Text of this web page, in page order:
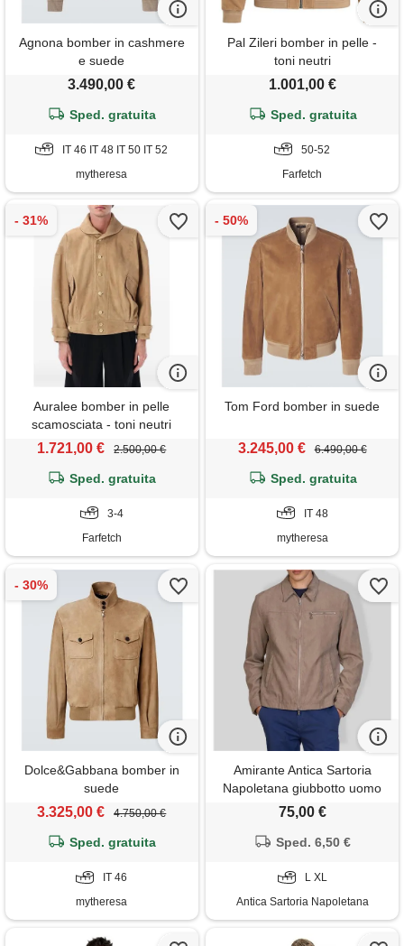
Agnona bomber in cashmere
e suede
3.490,00 €
Sped. gratuita
IT 46 IT 48 IT 50 IT 52
mytheresa
Pal Zileri bomber in pelle -
toni neutri
1.001,00 €
Sped. gratuita
50-52
Farfetch
Auralee bomber in pelle
scamosciata - toni neutri
1.721,00 € 2.500,00 €
Sped. gratuita
3-4
Farfetch
Tom Ford bomber in suede
3.245,00 € 6.490,00 €
Sped. gratuita
IT 48
mytheresa
Dolce&Gabbana bomber in
suede
3.325,00 € 4.750,00 €
Sped. gratuita
IT 46
mytheresa
Amirante Antica Sartoria
Napoletana giubbotto uomo
effetto scamosciato con zip -
75,00 €
Sped. 6,50 €
L XL
Antica Sartoria Napoletana